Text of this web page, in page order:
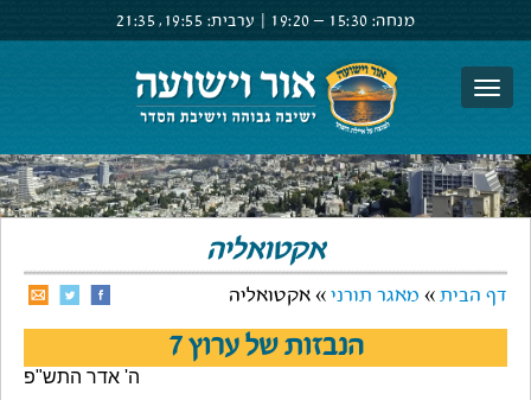
מנחה: 15:30 –
19:20 ערבית: 19:55,
21:35
אקטואליה
דף הבית » מאגר תורני » אקטואליה
הנבזות של ערוץ 7
ה' אדר התש"פ